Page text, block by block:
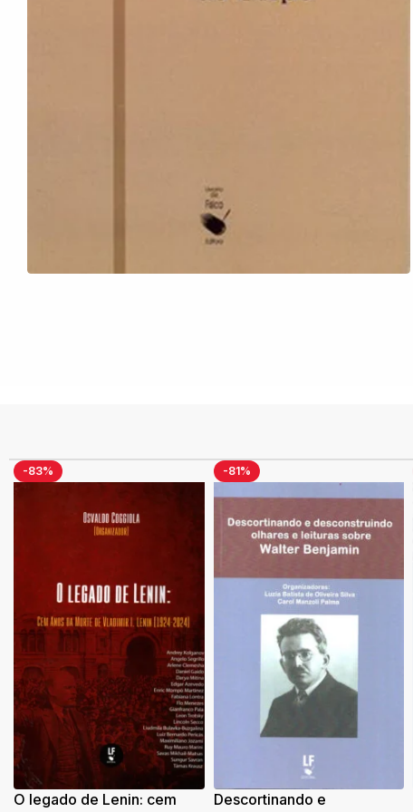
-83%
O legado de Lenin: cem
-81%
Descortinando e